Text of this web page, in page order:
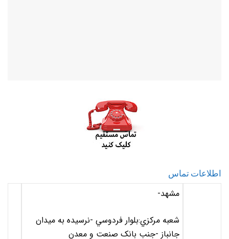
اطلاعات تماس
مشهد-
شعبه مرکزي:بلوار فردوسي -نرسيده به ميدان
جانباز -جنب بانک صنعت و معدن